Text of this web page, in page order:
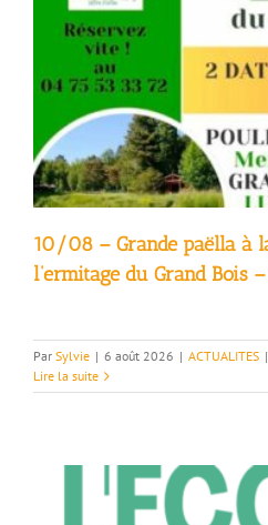
10/08 – Grande paëlla à
l’ermitage du Grand Bois
Par Sylvie | 6 août 2026 | ACTUALITES |
Lire la suite